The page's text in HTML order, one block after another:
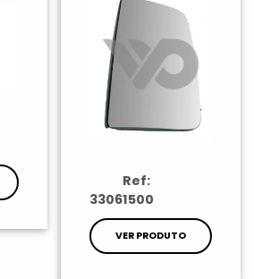
Ref:
33061500
VER PRODUTO